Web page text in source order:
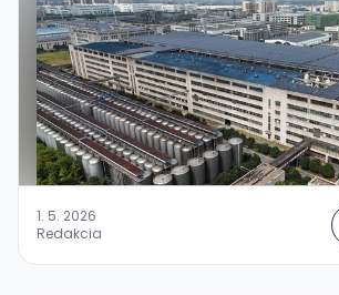
1. 5. 2026
Redakcia